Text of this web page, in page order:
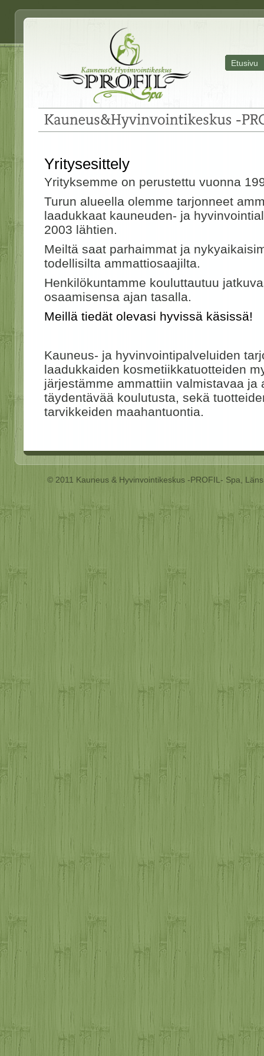
Etusivu
Kauneus&Hyvinvointikeskus -
Yritysesittely
Yrityksemme on perustettu vuonna
Turun alueella olemme tarjonneet
laadukkaat kauneuden- ja
2003 lähtien.
Meiltä saat parhaimmat ja
todellisilta ammattiosaajilta.
Henkilökuntamme kouluttautuu
osaamisensa ajan tasalla.
Meillä tiedät olevasi hyvissä käsissä!
Kauneus- ja hyvinvointipalveluiden
laadukkaiden kosmetiikkatuotteiden
järjestämme ammattiin valmistavaa ja
täydentävää koulutusta, sekä
tarvikkeiden maahantuontia.
© 2011 Kauneus & Hyvinvointikeskus -PROFIL- Spa,